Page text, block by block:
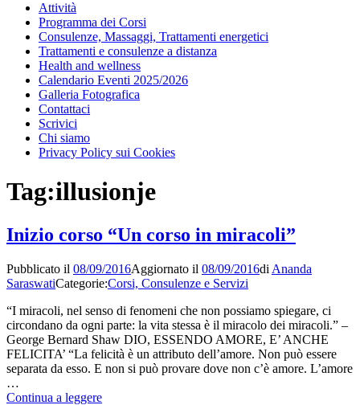
Attività
Programma dei Corsi
Consulenze, Massaggi, Trattamenti energetici
Trattamenti e consulenze a distanza
Health and wellness
Calendario Eventi 2025/2026
Galleria Fotografica
Contattaci
Scrivici
Chi siamo
Privacy Policy sui Cookies
Tag:illusionje
Inizio corso “Un corso in miracoli”
Pubblicato il 08/09/2016Aggiornato il 08/09/2016di Ananda
SaraswatiCategorie:Corsi, Consulenze e Servizi
“I miracoli, nel senso di fenomeni che non possiamo spiegare, ci
circondano da ogni parte: la vita stessa è il miracolo dei miracoli.” –
George Bernard Shaw DIO, ESSENDO AMORE, E’ ANCHE
FELICITA’ “La felicità è un attributo dell’amore. Non può essere
separata da esso. E non si può provare dove non c’è amore. L’amore
…
Continua a leggereInizio